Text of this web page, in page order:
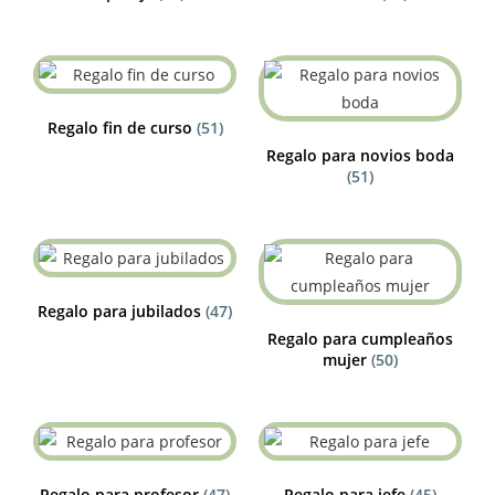
Regalo fin de curso (51)
Regalo para novios boda
(51)
Regalo para jubilados (47)
Regalo para cumpleaños
mujer (50)